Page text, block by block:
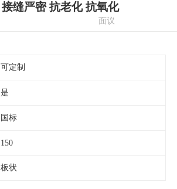
接缝严密 抗老化 抗氧化
面议
可定制
是
国标
150
板状